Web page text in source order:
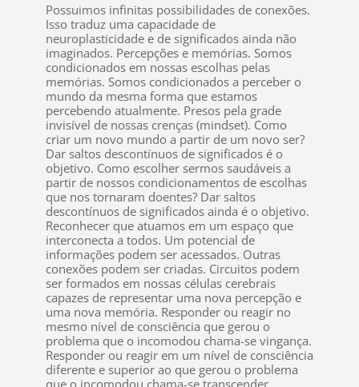
Possuimos infinitas possibilidades de conexões.
Isso traduz uma capacidade de
neuroplasticidade e de significados ainda não
imaginados. Percepções e memórias. Somos
condicionados em nossas escolhas pelas
memórias. Somos condicionados a perceber o
mundo da mesma forma que estamos
percebendo atualmente. Presos pela grade
invisível de nossas crenças (mindset). Como
criar um novo mundo a partir de um novo ser?
Dar saltos descontínuos de significados é o
objetivo. Como escolher sermos saudáveis a
partir de nossos condicionamentos de escolhas
que nos tornaram doentes? Dar saltos
descontínuos de significados ainda é o objetivo.
Reconhecer que atuamos em um espaço que
interconecta a todos. Um potencial de
informações podem ser acessados. Outras
conexões podem ser criadas. Circuitos podem
ser formados em nossas células cerebrais
capazes de representar uma nova percepção e
uma nova memória. Responder ou reagir no
mesmo nível de consciência que gerou o
problema que o incomodou chama-se vingança.
Responder ou reagir em um nível de consciência
diferente e superior ao que gerou o problema
que o incomodou chama-se transcender,